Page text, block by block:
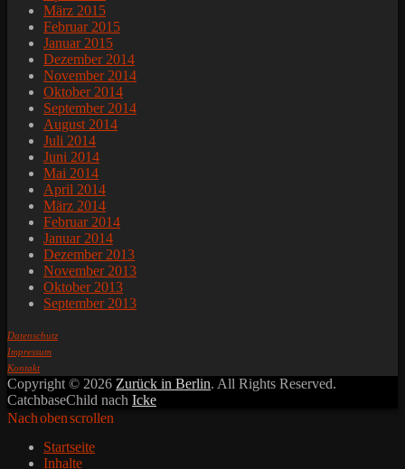
März 2015
Februar 2015
Januar 2015
Dezember 2014
November 2014
Oktober 2014
September 2014
August 2014
Juli 2014
Juni 2014
Mai 2014
April 2014
März 2014
Februar 2014
Januar 2014
Dezember 2013
November 2013
Oktober 2013
September 2013
Datenschutz
Impressum
Kontakt
Copyright © 2026 Zurück in Berlin. All Rights Reserved.
CatchbaseChild nach Icke
Nach oben scrollen
Startseite
Inhalte